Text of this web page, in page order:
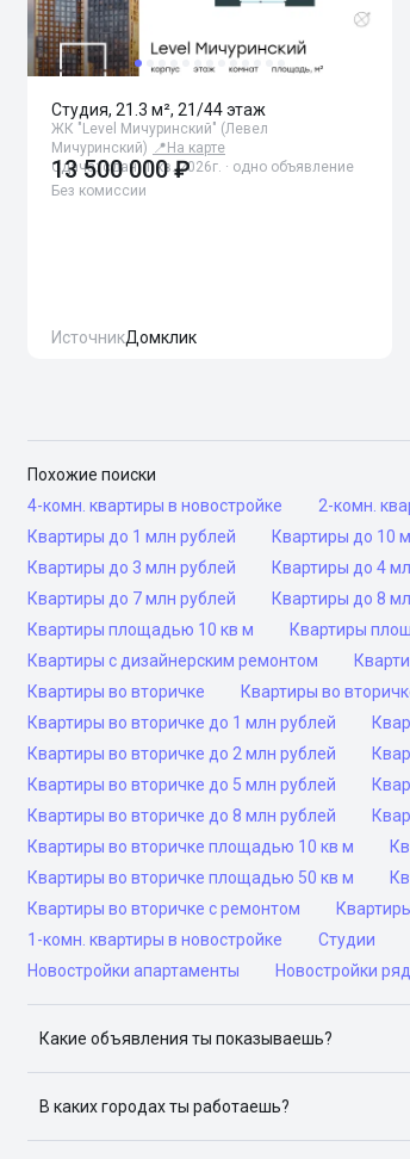
Студия, 21.3 м², 21/44 этаж
ЖК "Level Мичуринский" (Левел
Мичуринский) 📍 На карте
Сдача: сдан, 1 кв. 2026г. · одно объявление
13 500 000 ₽
Без комиссии
ИсточникДомклик
Похожие поиски
4-комн. квартиры в новостройке
2-комн.
Квартиры до 1 млн рублей
Квартиры до 10
Квартиры до 3 млн рублей
Квартиры до 4
Квартиры до 7 млн рублей
Квартиры до 8
Квартиры площадью 10 кв м
Квартиры
Квартиры с дизайнерским ремонтом
Квартиры во вторичке
Квартиры во
Квартиры во вторичке до 1 млн рублей
Квартиры во вторичке до 2 млн рублей
Квартиры во вторичке до 5 млн рублей
Квартиры во вторичке до 8 млн рублей
Квартиры во вторичке площадью 10 кв м
Квартиры во вторичке площадью 50 кв м
Квартиры во вторичке с ремонтом
1-комн. квартиры в новостройке
Студии
Новостройки апартаменты
Новостройки
Какие объявления ты показываешь?
В каких городах ты работаешь?